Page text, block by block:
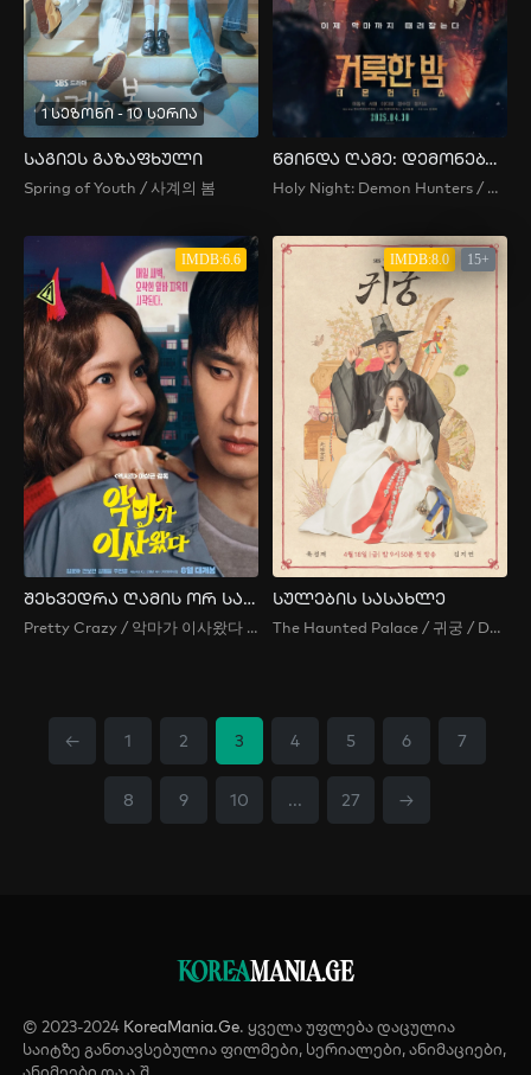
1 სეზონი - 10 სერია
საგიეს გაზაფხული
Spring of Youth / 사계의 봄
წმინდა ღამე: დემონებზე მონადირეები
Holy Night: Demon Hunters / 거룩한 밤: 데몬 헌터스
IMDB:6.6
შეხვედრა ღამის ორ საათზე
Pretty Crazy / 악마가 이사왔다 / 2 O’Clock Date / 2siui Deiteu / 2시의 데이트 / Date at 2 O’Clock / The Devil Has Moved In
IMDB:8.0 15+
სულების სასახლე
The Haunted Palace / 귀궁 / Devil Palace / Gwigung / Haunted Palace / Return to the Palace
← 1 2 3 4 5 6 7
8 9 10 ... 27 →
KOREAMANIA.GE
© 2023-2024 KoreaMania.Ge. ყველა უფლება დაცულია
საიტზე განთავსებულია ფილმები, სერიალები, ანიმაციები,
ანიმეები და ა.შ